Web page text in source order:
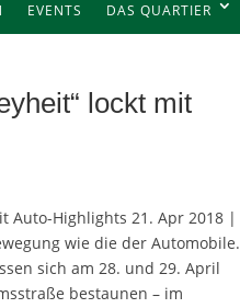
EVENTS DAS QUARTIER
lockt mit
Auto-Highlights 21. Apr 2018 |
wie die der Automobile.
sich am 28. und 29. April
bestaunen – im